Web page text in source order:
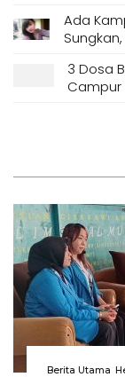
Ada
3 Dosa
Campur
Berita Utama